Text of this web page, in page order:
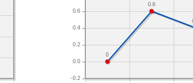
-0.2
0.0
0.2
0.4
0.6
0.6
0